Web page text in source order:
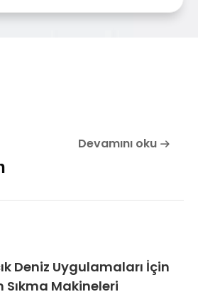
Devamını oku
Deniz Uygulamaları İçin
Makineleri